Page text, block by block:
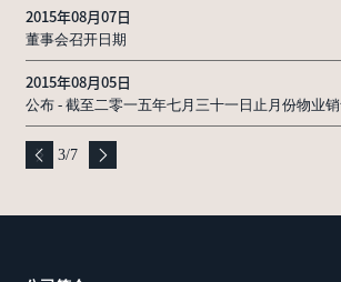
2015年08月07日
董事会召开日期
2015年08月05日
公布 - 截至二零一五年七月三十一日止月份物业
3/7